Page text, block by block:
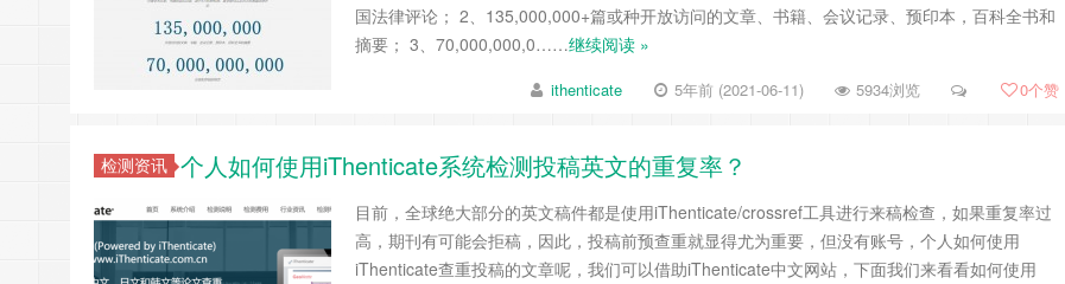
国法律评论； 2、135,000,000+篇或种开放访问的文章、书籍、会议记录、预印本，百科全书和
摘要； 3、70,000,000,0……继续阅读 »
ithenticate 5年前 (2021-06-11) 5934浏览 0个赞
检测资讯 个人如何使用iThenticate系统检测投稿英文的重复率？
目前，全球绝大部分的英文稿件都是使用iThenticate/crossref工具进行来稿检查，如果重复率过
高，期刊有可能会拒稿，因此，投稿前预查重就显得尤为重要，但没有账号，个人如何使用
iThenticate查重投稿的文章呢，我们可以借助iThenticate中文网站，下面我们来看看如何使用